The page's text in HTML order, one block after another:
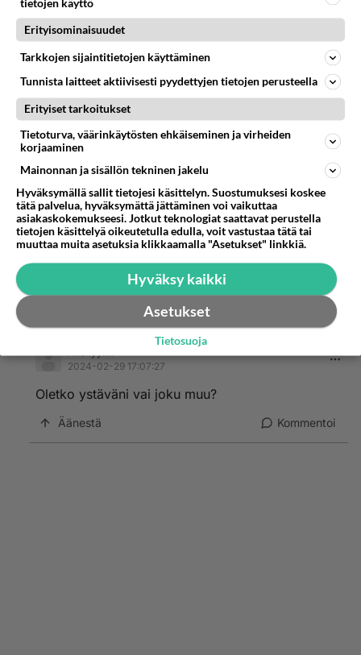
Asioita vai katsoa eri näkökulmista. Antaa
mahdollisuus myös jollekin, mitä ei ole
aikaisemmin ajatellut. Jotain uutta elämässä,
uusia kokemuksia... Miksi ei kannattaisi?
Positiivisuutta on monenlaista. Ilman muuta.
Äänestä Kommentoi
Anonyymi
2024-02-29 17:03:32
Anteeksi en anna, mitä ei koskaan pyydetty.
Ymmärtää voin, jos haluan. Unohdan kyllä,
Kommentoi
Anonyymi
2024-02-29 17:07:27
Oletko ystäväni vai joku muu?
Äänestä Kommentoi
tietojen käyttö
Erityisominaisuudet
Tarkkojen sijaintitietojen käyttäminen
Tunnista laitteet aktiivisesti pyydettyjen tietojen perusteella
Erityiset tarkoitukset
Tietoturva, väärinkäytösten ehkäiseminen ja virheiden
korjaaminen
Mainonnan ja sisällön tekninen jakelu
Hyväksymällä sallit tietojesi käsittelyn. Suostumuksesi koskee
tätä palvelua, hyväksymättä jättäminen voi vaikuttaa
asiakaskokemukseesi. Jotkut teknologiat saattavat perustella
tietojen käsittelyä oikeutetulla edulla, voit vastustaa tätä tai
muuttaa muita asetuksia klikkaamalla "Asetukset" linkkiä.
Hyväksy kaikki
Asetukset
Tietosuoja